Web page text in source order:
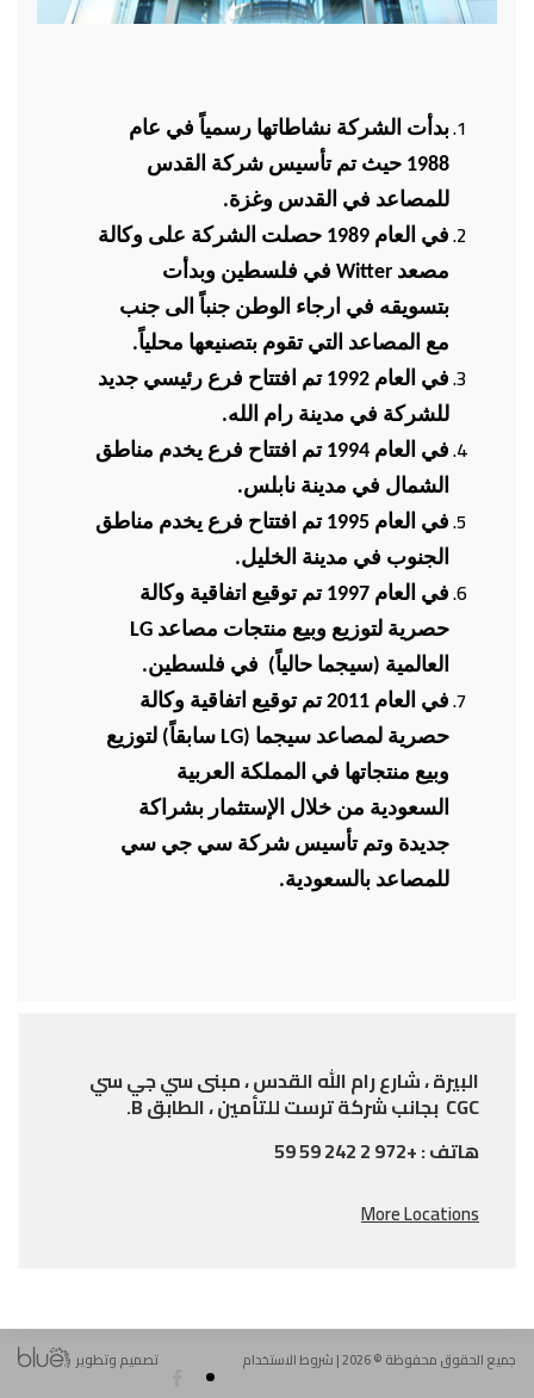
بدأت الشركة نشاطاتها رسمياً في عام
1988 حيث تم تأسيس شركة القدس
للمصاعد في القدس وغزة.
في العام 1989 حصلت الشركة على وكالة
مصعد Witter في فلسطين وبدأت
بتسويقه في ارجاء الوطن جنباً الى جنب
مع المصاعد التي تقوم بتصنيعها محلياً.
في العام 1992 تم افتتاح فرع رئيسي جديد
للشركة في مدينة رام الله.
في العام 1994 تم افتتاح فرع يخدم مناطق
الشمال في مدينة نابلس.
في العام 1995 تم افتتاح فرع يخدم مناطق
الجنوب في مدينة الخليل.
في العام 1997 تم توقيع اتفاقية وكالة
حصرية لتوزيع وبيع منتجات مصاعد LG
العالمية (سيجما حالياً) في فلسطين.
في العام 2011 تم توقيع اتفاقية وكالة
حصرية لمصاعد سيجما (LG سابقاً) لتوزيع
وبيع منتجاتها في المملكة العربية
السعودية من خلال الإستثمار بشراكة
جديدة وتم تأسيس شركة سي جي سي
للمصاعد بالسعودية.
البيرة ، شارع رام الله القدس ، مبنى سي جي سي
CGC بجانب شركة ترست للتأمين ، الطابق B.
هاتف : +972 2 242 59 59
More Locations
جميع الحقوق محفوظة © 2026 | شروط الاستخدام تصميم وتطوير